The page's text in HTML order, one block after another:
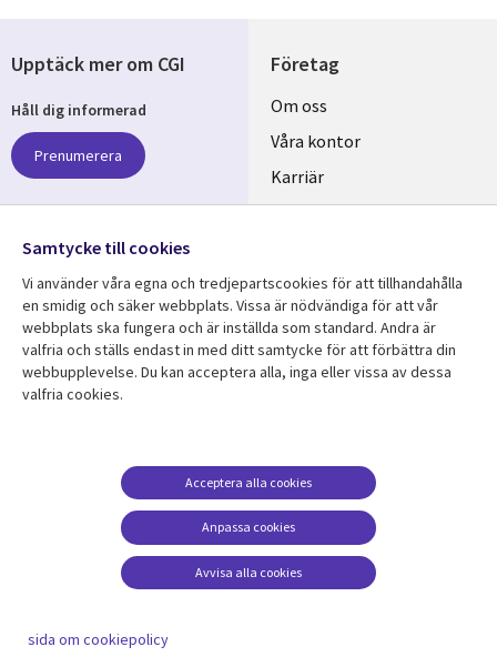
Företag
Useful
links
SWEDEN
Om oss
Våra kontor
Karriär
Hållbarhet
Resurscenter
SWEDEN
SWEDEN
dataskydd
Accessibility
Terms of Use
Hantering av cookies
Upptäck mer om CGI
Håll dig informerad
Prenumerera
Följ oss
Social
Media
SWEDEN
Samtycke till cookies
Vi använder våra egna och tredjepartscookies för att tillhandahålla
en smidig och säker webbplats. Vissa är nödvändiga för att vår
webbplats ska fungera och är inställda som standard. Andra är
valfria och ställs endast in med ditt samtycke för att förbättra din
webbupplevelse. Du kan acceptera alla, inga eller vissa av dessa
valfria cookies.
Anpassa cookies
Acceptera alla cookies
Avvisa alla cookies
sida om cookiepolicy